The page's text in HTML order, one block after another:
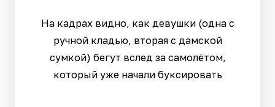
На кадрах видно, как девушки (одна с
ручной кладью, вторая с дамской
сумкой) бегут вслед за самолётом,
который уже начали буксировать